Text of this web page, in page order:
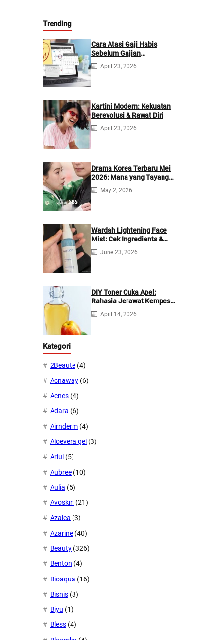
Trending
Cara Atasi Gaji Habis
Sebelum Gajian
Berikutnya
April 23, 2026
Kartini Modern: Kekuatan
Berevolusi & Rawat Diri
April 23, 2026
Drama Korea Terbaru Mei
2026: Mana yang Tayang
di Netflix?
May 2, 2026
Wardah Lightening Face
Mist: Cek Ingredients &
Manfaatnya
June 23, 2026
DIY Toner Cuka Apel:
Rahasia Jerawat Kempes
dalam 2 Hari!
April 14, 2026
Kategori
2Beaute (4)
Acnaway (6)
Acnes (4)
Adara (6)
Airnderm (4)
Aloevera gel (3)
Ariul (5)
Aubree (10)
Aulia (5)
Avoskin (21)
Azalea (3)
Azarine (40)
Beauty (326)
Benton (4)
Bioaqua (16)
Bisnis (3)
Biyu (1)
Bless (4)